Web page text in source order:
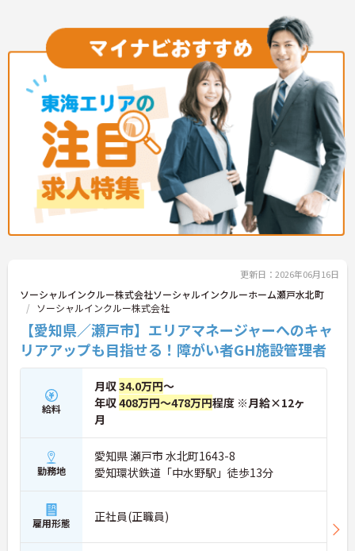
いるため、ライフステージに合わせて長く働き続け
られます。介護に挑戦したい方や、空いた時間を有
効活用したい方におすすめです。ご興味のある方は
詳細等をお伝えしますので、お気軽にお問い合わせ
ください。
更新日：2026年06月16日
ソーシャルインクルー株式会社ソーシャルインクルーホーム瀬戸水北町
ソーシャルインクルー株式会社
【愛知県／瀬戸市】エリアマネージャーへのキャ
リアアップも目指せる！障がい者GH施設管理者
給料
月収34.0万円～
年収408万円～478万円程度 ※月給×12ヶ
月
勤務地
愛知県 瀬戸市 水北町1643-8
愛知環状鉄道「中水野駅」徒歩13分
雇用形態 正社員(正職員)